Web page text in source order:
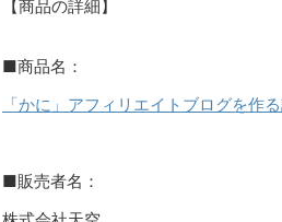
【商品の詳細】
■商品名：
「かに」アフィリエイトブログを作
■販売者名：